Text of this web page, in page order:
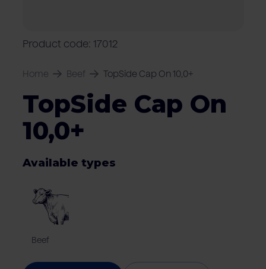
Product code: 17012
Home Beef TopSide Cap On 10,0+
TopSide Cap On
10,0+
Available types
Beef